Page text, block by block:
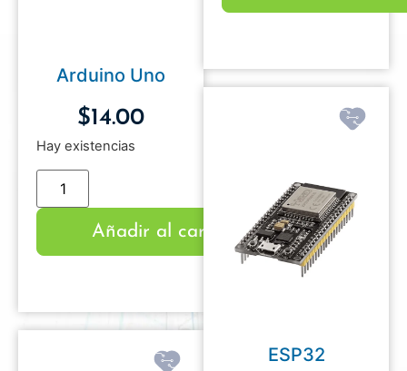
Arduino Uno
$14.00
Hay existencias
Añadir al carrito
ESP32